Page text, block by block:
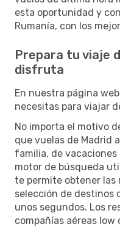
esta oportunidad y
Rumanía, con los
Prepara tu viaje
disfruta
En nuestra página
necesitas para viajar
No importa el motivo
que vuelas de Madrid
familia, de
motor de búsqueda
te permite obtener las
selección de destinos
unos segundos. Los
compañías aéreas